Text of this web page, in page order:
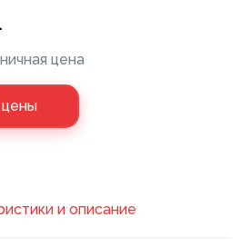
цена
и описание